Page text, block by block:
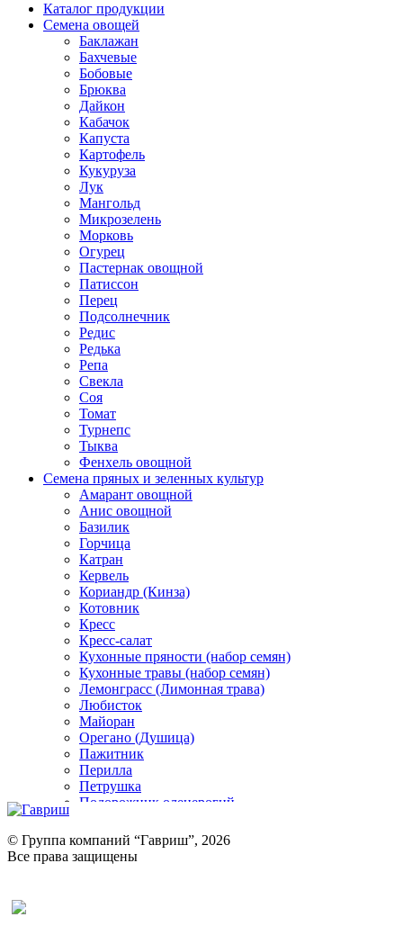
Каталог продукции
Семена овощей
Баклажан
Бахчевые
Бобовые
Брюква
Дайкон
Кабачок
Капуста
Картофель
Кукуруза
Лук
Мангольд
Микрозелень
Морковь
Огурец
Пастернак овощной
Патиссон
Перец
Подсолнечник
Редис
Редька
Репа
Свекла
Соя
Томат
Турнепс
Тыква
Фенхель овощной
Семена пряных и зеленных культур
Амарант овощной
Анис овощной
Базилик
Горчица
Катран
Кервель
Кориандр (Кинза)
Котовник
Кресс
Кресс-салат
Кухонные пряности (набор семян)
Кухонные травы (набор семян)
Лемонграсс (Лимонная трава)
Любисток
Майоран
Орегано (Душица)
Пажитник
Перилла
Петрушка
Подорожник оленерогий
Ревень
Рукола
Рута
© Группа компаний “Гавриш”, 2026
Все права защищены